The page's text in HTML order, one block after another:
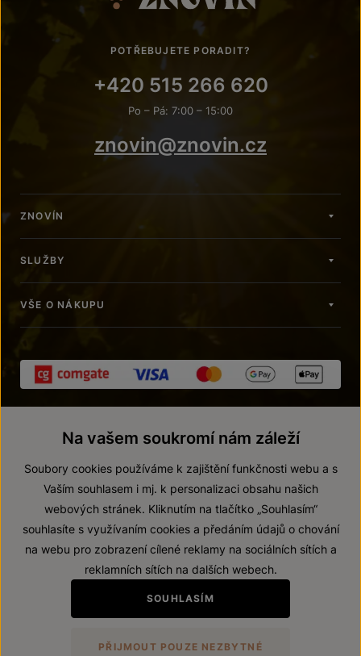
POTŘEBUJETE PORADIT?
+420 515 266 620
Po – Pá: 7:00 – 15:00
znovin@znovin.cz
ZNOVÍN
SLUŽBY
VŠE O NÁKUPU
© 2026 ZNOVÍN ZNOJMO, a. s.
Prohlášení o přístupnosti
Zákaz prodeje alkoholických nápojů osobám mladším 18 let.
VytvořilwebProgress
Na vašem soukromí nám záleží
Soubory cookies používáme k zajištění funkčnosti webu a s
Vaším souhlasem i mj. k personalizaci obsahu našich
webových stránek. Kliknutím na tlačítko „Souhlasím“
souhlasíte s využívaním cookies a předáním údajů o chování
na webu pro zobrazení cílené reklamy na sociálních sítích a
reklamních sítích na dalších webech.
SOUHLASÍM
PŘIJMOUT POUZE NEZBYTNÉ